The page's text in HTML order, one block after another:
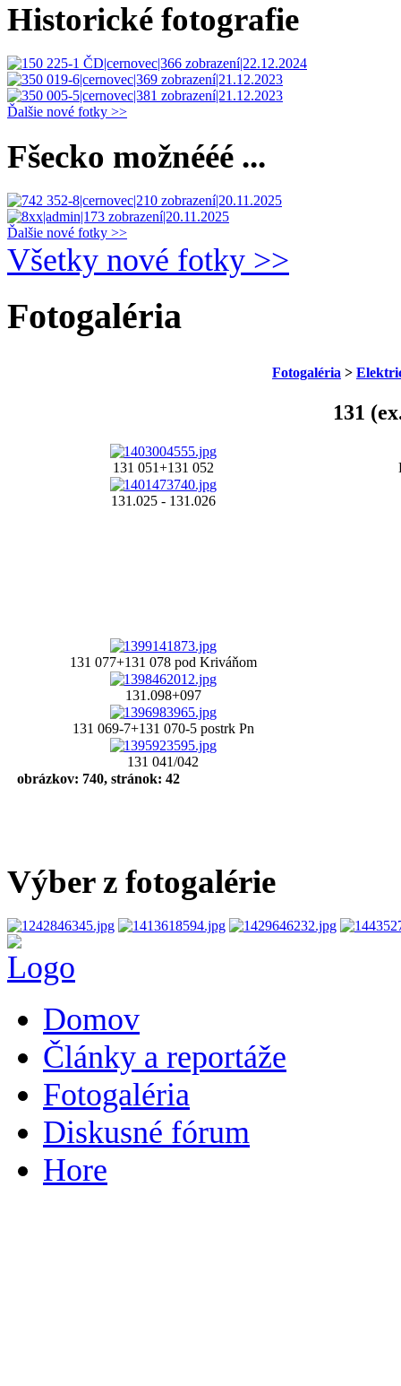
Historické fotografie
Ďalšie nové fotky >>
Fšecko možnééé ...
Ďalšie nové fotky >>
Všetky nové fotky >>
Fotogaléria
Fotogaléria >
131
131 051+131 052
131.025 - 131.026
131 077+131 078 pod Kriváňom
131.098+097
131 069-7+131 070-5 postrk Pn
131 041/042
obrázkov: 740, stránok: 42
Výber z fotogalérie
Domov
Články a reportáže
Fotogaléria
Diskusné fórum
Hore